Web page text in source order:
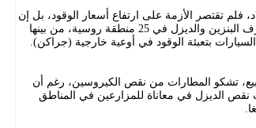
فلم تقتصر الأزمة على ارتفاع أسعار الوقود، بل إن
عدداً من كبرى شركات النفط فرضت قيوداً على صرف البنزين والديزل في 25 منطقة روسية، من بينها
بتعبئة الوقود في أوعية خارجية (جراكن).
تشكو المطارات من نقص الكيروسين، رغم أن
نقص الديزل في معاناة للمزارعين في المناطق